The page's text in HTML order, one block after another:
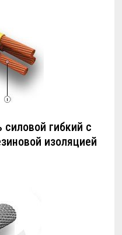
силовой гибкий с
изоляцией